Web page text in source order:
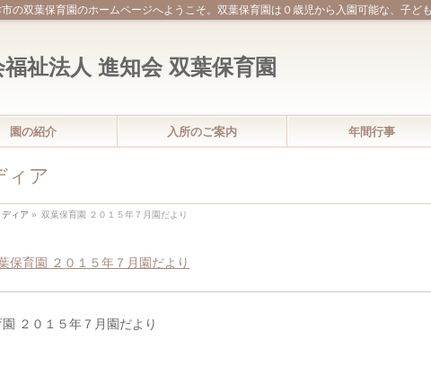
の双葉保育園のホームページへようこそ。双葉保育園は０歳児から入園可能な、子ど
園の紹介 入所のご案内 年間行事
ィア
ディア » 双葉保育園 ２０１５年７月園だより
２０１５年７月園だより